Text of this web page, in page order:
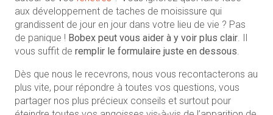
aux développement de taches de moisissure qui
grandissent de jour en jour dans votre lieu de vie ? Pas
de panique ! Bobex peut vous aider à y voir plus clair. Il
vous suffit de remplir le formulaire juste en dessous.
Dès que nous le recevrons, nous vous recontacterons au
plus vite, pour répondre à toutes vos questions, vous
partager nos plus précieux conseils et surtout pour